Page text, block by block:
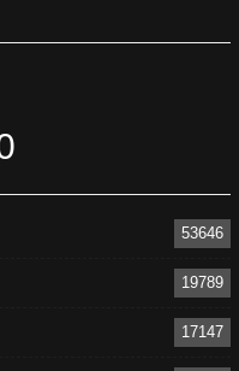
53646
19789
17147